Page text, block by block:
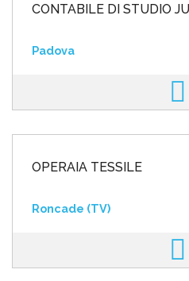
CONTABILE DI STUDIO
Padova
OPERAIA TESSILE
Roncade (TV)